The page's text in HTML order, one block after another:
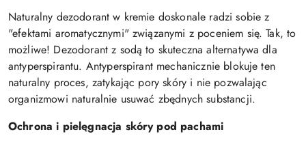
Naturalny dezodorant w kremie doskonale radzi sobie z
"efektami aromatycznymi" związanymi z poceniem się. Tak, to
możliwe! Dezodorant z sodą to skutecznaalternatywa dla
antyperspirantu. Antyperspirant mechanicznie blokuje ten
naturalny proces, zatykając pory skóry i nie pozwalając
organizmowi naturalnie usuwać zbędnych substancji.
Ochrona i pielęgnacja skóry pod pachami